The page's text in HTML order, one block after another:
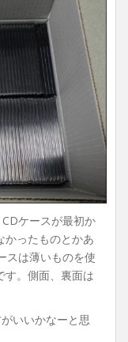
ケースが最初か
かったものとかあ
スは薄いものを使
す。側面、裏面は
いいかなーと思